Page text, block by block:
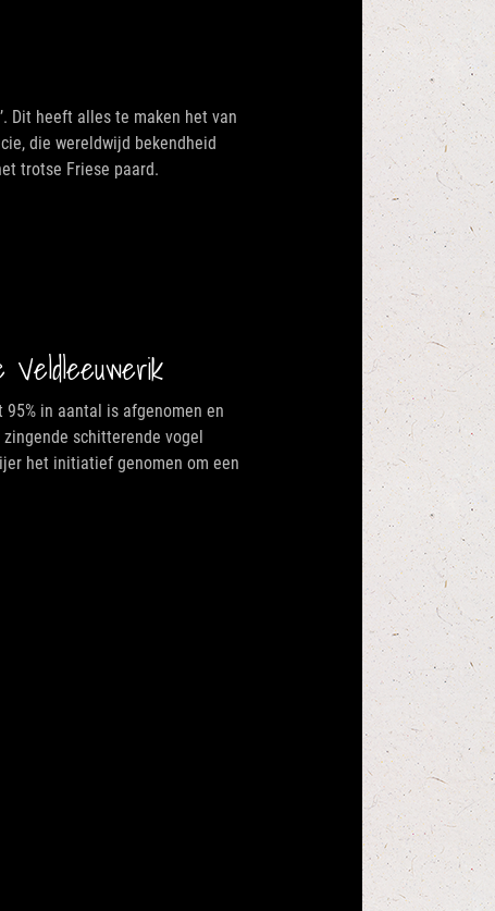
Dit heeft alles te maken het van
die wereldwijd bekendheid
trotse Friese paard.
in aantal is afgenomen en
schitterende vogel
het initiatief genomen om een